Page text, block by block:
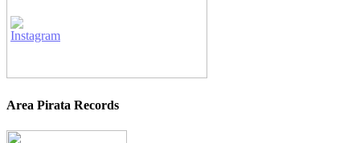
Area Pirata Records